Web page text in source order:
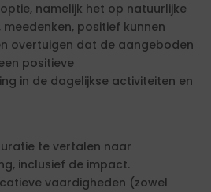
namelijk het op natuurlijke
meedenken, positief kunnen
overtuigen dat de aangeboden
positieve
in de dagelijkse activiteiten en
te vertalen naar
inclusief de impact.
vaardigheden (zowel